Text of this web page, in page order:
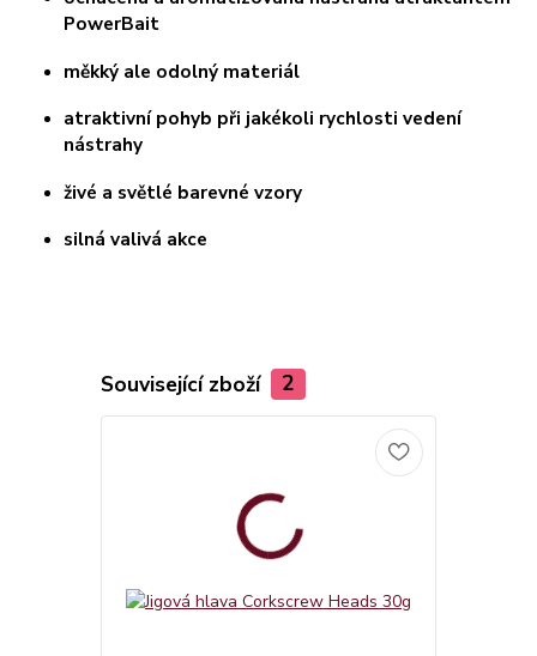
PowerBait
měkký ale odolný materiál
atraktivní pohyb při jakékoli rychlosti vedení
nástrahy
živé a světlé barevné vzory
silná valivá akce
Související zboží 2